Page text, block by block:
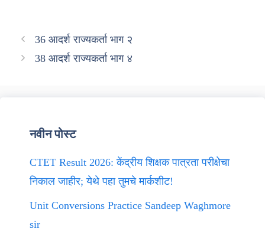
36 आदर्श राज्यकर्ता भाग २
38 आदर्श राज्यकर्ता भाग ४
नवीन पोस्ट
CTET Result 2026: केंद्रीय शिक्षक पात्रता परीक्षेचा
निकाल जाहीर; येथे पहा तुमचे मार्कशीट!
Unit Conversions Practice Sandeep Waghmore
sir